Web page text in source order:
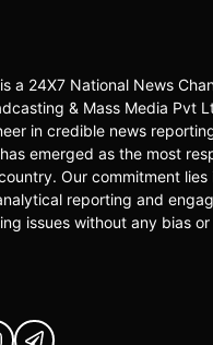
a 24X7 National News
& Mass Media Pvt
in credible news
emerged as the most
Our commitment lies
reporting and
issues without any bias